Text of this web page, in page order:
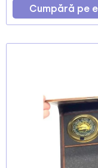
Cumpără pe